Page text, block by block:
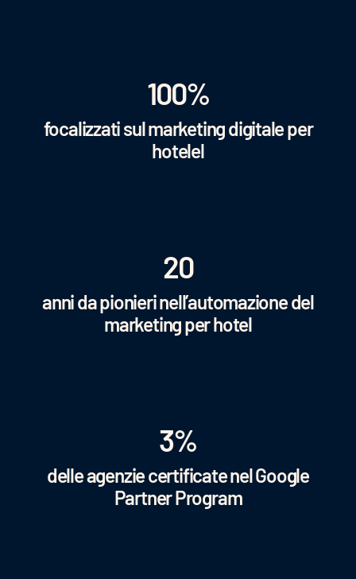
100%
focalizzati sul marketing digitale per
hotelel
20
anni da pionieri nell’automazione del
marketing per hotel
3%
delle agenzie certificate nel Google
Partner Program